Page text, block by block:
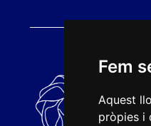
Fem
Aquest
pròpies i